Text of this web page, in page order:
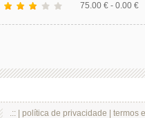
75.00 € - 0.00 €
.:: | política de privacidade termos